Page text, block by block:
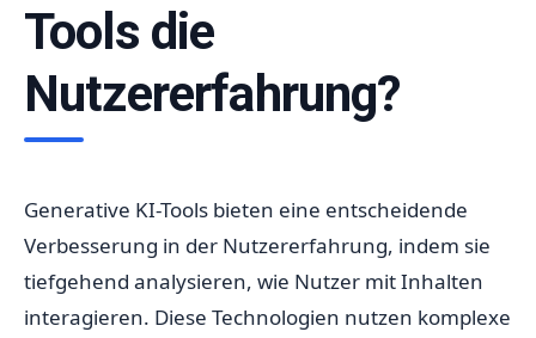
Tools die
Nutzererfahrung?
Generative KI-Tools bieten eine entscheidende
Verbesserung in der Nutzererfahrung, indem sie
tiefgehend analysieren, wie Nutzer mit Inhalten
interagieren. Diese Technologien nutzen komplexe